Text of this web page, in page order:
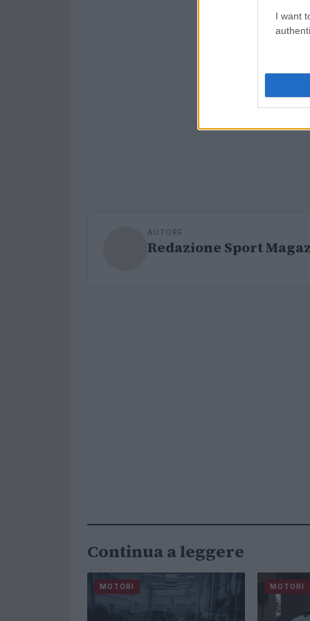
I want
AUTORE
Redazione Sport
Continua a leggere
MOTORI MOTORI